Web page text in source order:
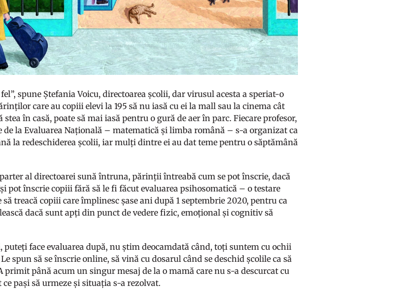
spune Ștefania Voicu, directoarea școlii, dar virusul acesta a speriat-o
care au copiii elevi la 195 să nu iasă cu ei la mall sau la cinema cât
în casă, poate să mai iasă pentru o gură de aer în parc. Fiecare profesor,
de la Evaluarea Națională – matematică și limba română – s-a organizat ca
la redeschiderea școlii, iar mulți dintre ei au dat teme pentru o săptămână
al directoarei sună întruna, părinții întreabă cum se pot înscrie, dacă
pot înscrie copiii fără să le fi făcut evaluarea psihosomatică – o testare
treacă copiii care împlinesc șase ani după 1 septembrie 2020, pentru ca
dacă sunt apți din punct de vedere fizic, emoțional și cognitiv să
face evaluarea după, nu știm deocamdată când, toți suntem cu ochii
spun să se înscrie online, să vină cu dosarul când se deschid școlile ca să
primit până acum un singur mesaj de la o mamă care nu s-a descurcat cu
pași să urmeze și situația s-a rezolvat.